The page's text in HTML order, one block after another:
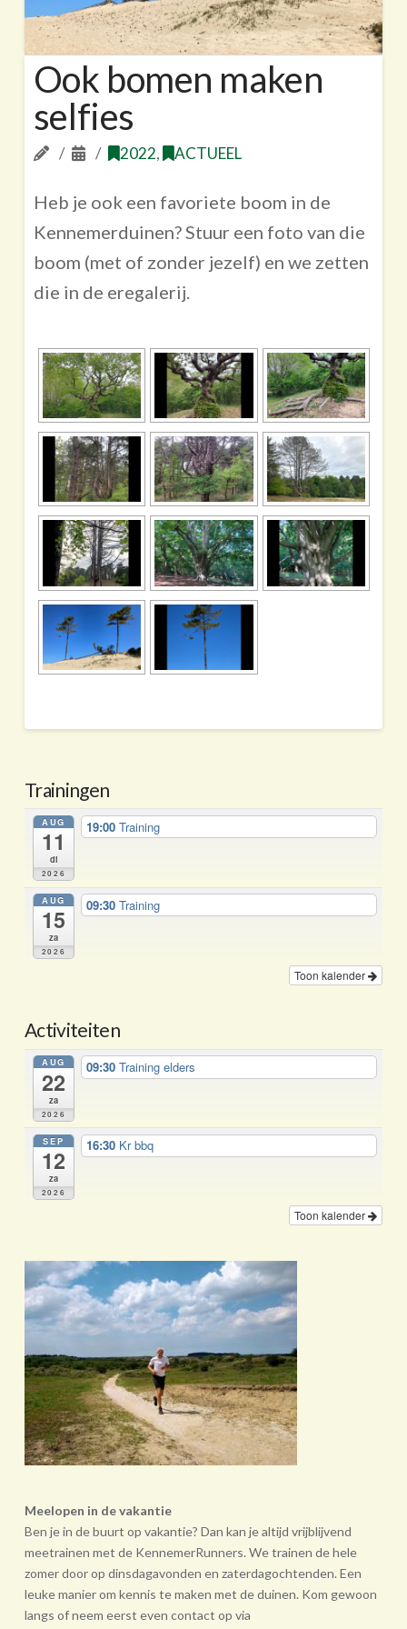
Ook bomen maken
selfies
2022, ACTUEEL
Heb je ook een favoriete boom in de
Kennemerduinen? Stuur een foto van die
boom (met of zonder jezelf) en we zetten
die in de eregalerij.
Trainingen
AUG
11
di
2026
19:00Training
AUG
15
za
2026
09:30Training
Toon kalender
Activiteiten
AUG
22
za
2026
09:30Training elders
SEP
12
za
2026
16:30 Kr bbq
Toon kalender
Meelopen in de vakantie
Ben je in de buurt op vakantie? Dan kan je altijd vrijblijvend
meetrainen met de KennemerRunners. We trainen de hele
zomer door op dinsdagavonden en zaterdagochtenden. Een
leuke manier om kennis te maken met de duinen. Kom gewoon
langs of neem eerst even contact op via